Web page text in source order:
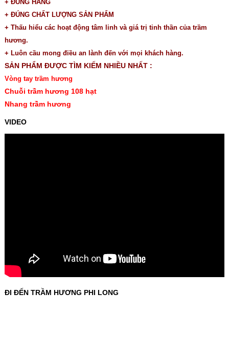
+ ĐÚNG HÀNG
+ ĐÚNG CHẤT LƯỢNG SẢN PHẨM
+ Thấu hiểu các hoạt động tâm linh và giá trị tinh thần của trầm
hương.
+ Luôn cầu mong điều an lành đến với mọi khách hàng.
SẢN PHẨM ĐƯỢC TÌM KIẾM NHIỀU NHẤT :
Vòng tay trầm hương
Chuỗi trầm hương 108 hạt
Nhang trầm hương
VIDEO
ĐI ĐẾN TRẦM HƯƠNG PHI LONG